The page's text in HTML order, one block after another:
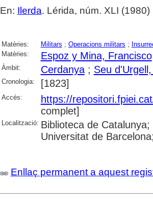
En: Ilerda. Lérida, núm. XLI
Matèries: Militars ; Operacions militars ;
Matèries:
Espoz y Mina, Francisco
Àmbit: Cerdanya; Seu
Cronologia: [1823]
Accés:
https://
complet]
Localització: Biblioteca de
Universitat de
Enllaç permanent a aquest